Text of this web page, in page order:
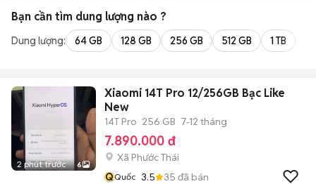
Bạn cần tìm dung lượng nào ?
Dung lượng: 64 GB 128 GB 256 GB 512 GB 1 TB
2 phút trước 6
Xiaomi 14T Pro 12/256GB Bạc Like
New
14T Pro 256 GB 7-12 tháng
7.890.000 đ
Xã Phước Thái
QQuốc 3.5 35 đã bán